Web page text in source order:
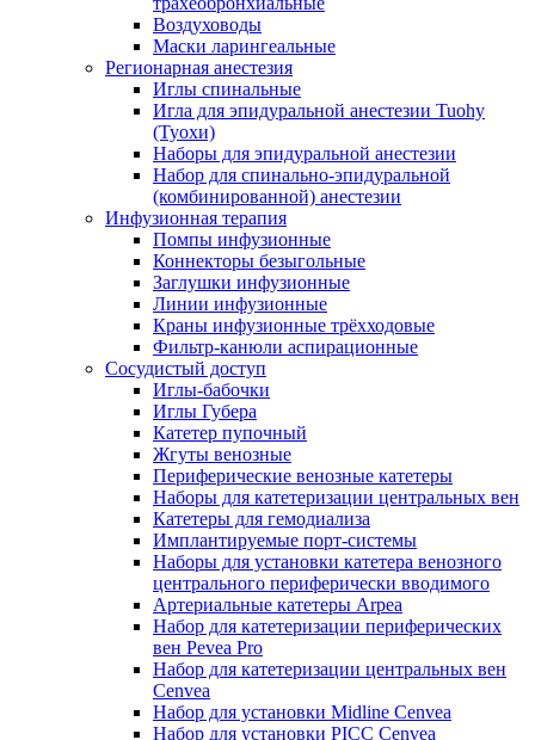
Воздуховоды
Маски ларингеальные
Регионарная анестезия
Иглы спинальные
Игла для эпидуральной анестезии Tuohy
(Туохи)
Наборы для эпидуральной анестезии
Набор для спинально-эпидуральной
(комбинированной) анестезии
Инфузионная терапия
Помпы инфузионные
Коннекторы безыгольные
Заглушки инфузионные
Линии инфузионные
Краны инфузионные трёхходовые
Фильтр-канюли аспирационные
Сосудистый доступ
Иглы-бабочки
Иглы Губера
Катетер пупочный
Жгуты венозные
Периферические венозные катетеры
Наборы для катетеризации центральных вен
Катетеры для гемодиализа
Имплантируемые порт‑системы
Наборы для установки катетера венозного
центрального периферически вводимого
Артериальные катетеры Arpea
Набор для катетеризации периферических
вен Pevea Pro
Набор для катетеризации центральных вен
Cenvea
Набор для установки Midline Cenvea
Набор для установки PICC Cenvea